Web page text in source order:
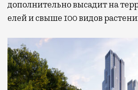
дополнительно высадит на
елей и свыше 100 видов